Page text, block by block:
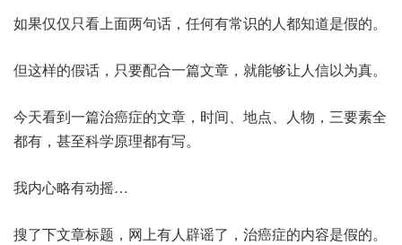
如果仅仅只看上面两句话，任何有常识的人都知道是假的。
但这样的假话，只要配合一篇文章，就能够让人信以为真。
今天看到一篇治癌症的文章，时间、地点、人物，三要素全
都有，甚至科学原理都有写。
我内心略有动摇…
搜了下文章标题，网上有人辟谣了，治癌症的内容是假的。